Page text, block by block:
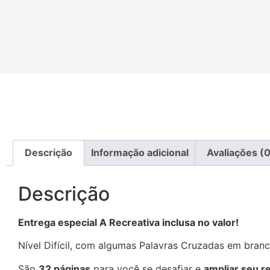
Descrição Informação adicional Avaliações
Descrição
Entrega especial A Recreativa inclusa no valor!
Nível Difícil, com algumas Palavras Cruzadas em